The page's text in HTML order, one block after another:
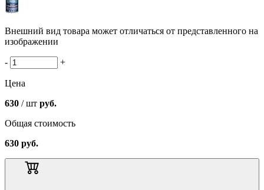
Внешний вид товара может отличаться от представленного на
изображении
- +
Цена
630 / шт руб.
Общая стоимость
630 руб.